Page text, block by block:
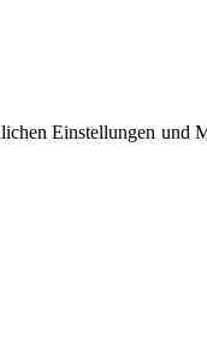
Einstellungen und